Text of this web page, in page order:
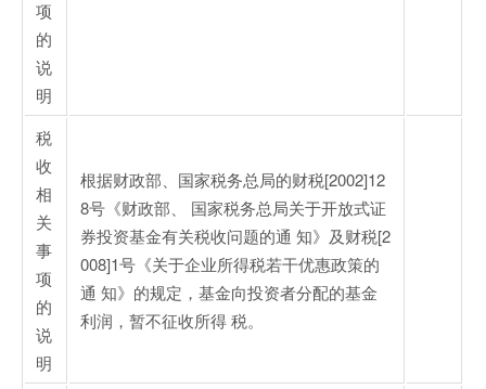
项
的
说
明
税
收
相
关
事
项
的
说
明
根据财政部、国家税务总局的财税[2002]12
8号《财政部、 国家税务总局关于开放式证
券投资基金有关税收问题的通 知》及财税[2
008]1号《关于企业所得税若干优惠政策的
通 知》的规定，基金向投资者分配的基金
利润，暂不征收所得 税。